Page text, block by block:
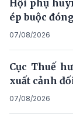
Hội phụ
ép buộc
07/08/2026
Cục Thuế
xuất cảnh
07/08/2026